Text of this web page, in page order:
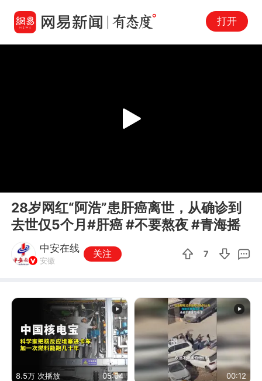
打开
Play
28岁网红“阿浩”患肝癌离世，从确诊到
去世仅5个月#肝癌 #不要熬夜 #青海摇
中安在线
安徽
关注 7
8.5万 次播放 05:04 00:12